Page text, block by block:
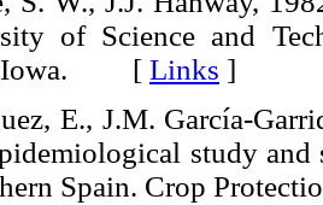
of Science and
Iowa. [ Links ]
E., J.M. García-
study
Spain. Crop